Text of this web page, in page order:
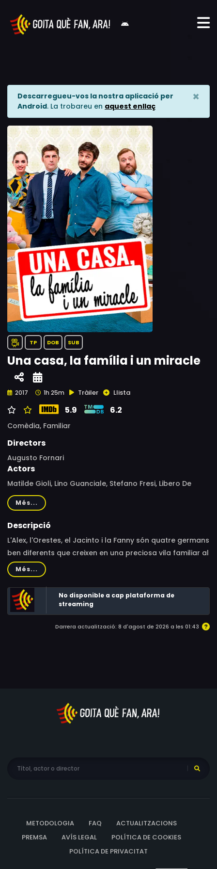
Descarregueu-vos la nostra aplicació per
Android. La trobareu en aquest enllaç
×
TP DOB SUB
Una casa, la família i un miracle
2017 1h 25m Tràiler Llista
5.9 6.2
Comèdia, Familiar
Directors
Augusto Fornari
Actors
Matilde Gioli, Lino Guanciale, Stefano Fresi, Libero De
Rienzo, Michele Venitucci, Luigi Diberti, Marco Conidi
Més...
Descripció
L'Alex, l'Orestes, el Jacinto i la Fanny són quatre germans
ben diferents que creixen en una preciosa vila familiar al
camp. Quan el seu pare, el Sergio, es troba en un coma
irreversible, acorden vendre-la per ajudar l'Alex amb els
seus problemes financers. Però de sobte, quan han
venut la casa i els mobles, el pare es desperta per
sorpresa.
Més...
No disponible a cap plataforma de
streaming
Darrera actualització: 8 d'agost de 2026 a les 01:43
METODOLOGIA FAQ
ACTUALITZACIONS
PREMSA
AVÍS LEGAL
POLÍTICA DE COOKIES
POLÍTICA DE PRIVACITAT